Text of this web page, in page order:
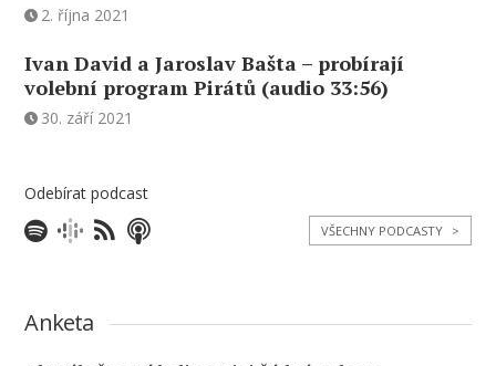
2. října 2021
Ivan David a Jaroslav Bašta – probírají
volební program Pirátů (audio 33:56)
30. září 2021
Odebírat podcast
VŠECHNY PODCASTY >
Anketa